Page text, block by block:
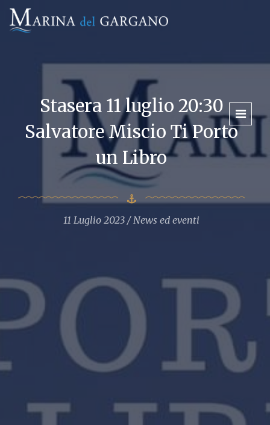
Stasera 11 luglio 20:30
Salvatore Miscio Ti Porto
un Libro
11 Luglio 2023 News ed eventi